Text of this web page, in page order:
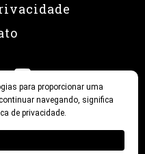
para proporcionar uma
navegando, significa
de privacidade.